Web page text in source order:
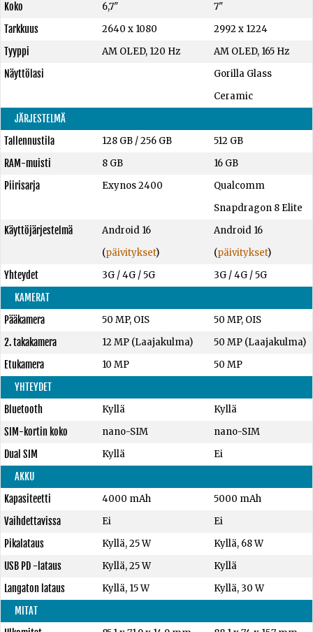
Koko
6,7"
7"
Tarkkuus
2640 x 1080
2992 x 1224
Tyyppi
AM OLED, 120 Hz
AM OLED, 165 Hz
Näyttölasi
Gorilla Glass
Ceramic
JÄRJESTELMÄ
Tallennustila
128 GB/256 GB
512 GB
RAM-muisti
8 GB
16 GB
Piirisarja
Exynos 2400
Qualcomm
Snapdragon 8 Elite
Käyttöjärjestelmä
Android 16
(päivitykset)
Android 16
(päivitykset)
Yhteydet
3G / 4G / 5G
3G / 4G / 5G
KAMERAT
Pääkamera
50 MP, OIS
50 MP, OIS
2. takakamera
12 MP (Laajakulma)
50 MP (Laajakulma)
Etukamera
10 MP
50 MP
YHTEYDET
Bluetooth
Kyllä
Kyllä
SIM-kortin koko
nano-SIM
nano-SIM
Dual SIM
Kyllä
Ei
AKKU
Kapasiteetti
4000 mAh
5000 mAh
Vaihdettavissa
Ei
Ei
Pikalataus
Kyllä, 25 W
Kyllä, 68 W
USB PD -lataus
Kyllä, 25 W
Kyllä
Langaton lataus
Kyllä, 15 W
Kyllä, 30 W
MITAT